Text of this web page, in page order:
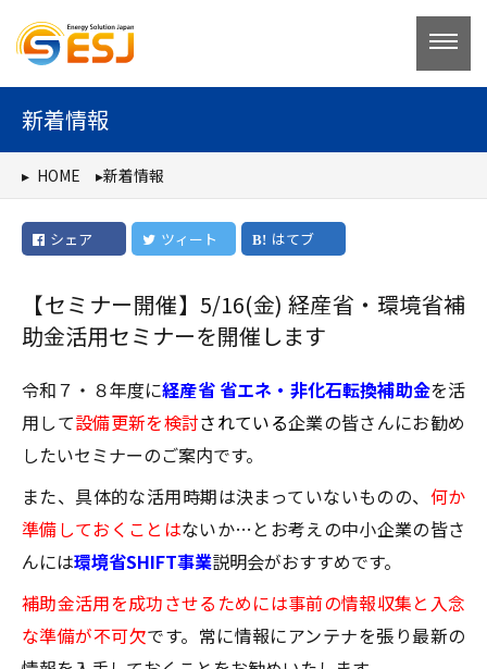
ス
キ
ッ
新着情報
HOME 新着情報
シェア ツィート はてブ
【セミナー開催】5/16(金) 経産省・環境省補
助金活用セミナーを開催します
令和７・８年度に経産省 省エネ・非化石転換補助金を活
用して設備更新を検討されている企業の皆さんにお勧め
したいセミナーのご案内です。
また、具体的な活用時期は決まっていないものの、 何か
準備しておくことはないか…とお考えの中小企業の皆さ
んには環境省SHIFT事業説明会がおすすめです。
補助金活用を成功させるためには事前の情報収集と入念
な準備が不可欠です。常に情報にアンテナを張り最新の